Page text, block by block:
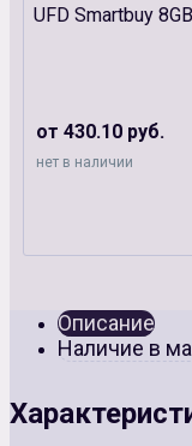
UFD Smartbuy
от 430.10 руб.
нет в наличии
Описание
Наличие в